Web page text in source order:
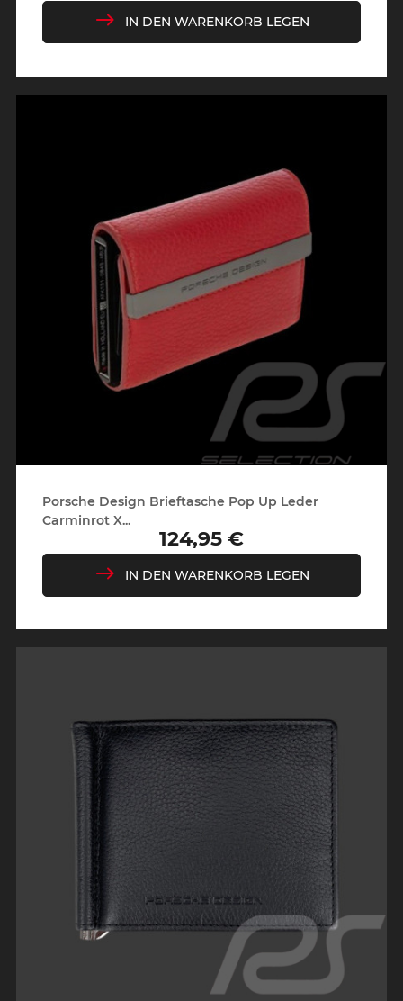
IN DEN WARENKORB LEGEN
Porsche Design Brieftasche Pop Up Leder
Carminrot X...
Preis
124,95 €
IN DEN WARENKORB LEGEN